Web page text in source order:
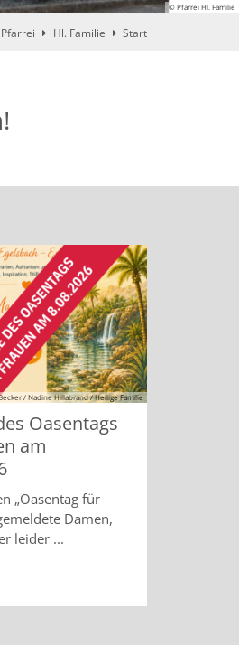
© Pfarrei Hl. Familie
Pfarrei Hl. Familie Start
/ Nadine Hillabrand / Heilige Familie
Oasentags
am
„Oasentag für
Damen,
leider ...